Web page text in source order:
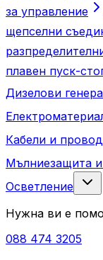
за управление
щепселни
плавен пуск-
Дизелови
Кабели и
Мълниезащита и
Осветление
Нужна ви е
088 474 3205